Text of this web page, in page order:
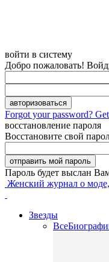
войти в систему
Добро пожаловать!
Forgot your password?
восстановление пароля
Восстановите свой
Пароль будет выслан
Женский журнал о моде,
Звезды
Все